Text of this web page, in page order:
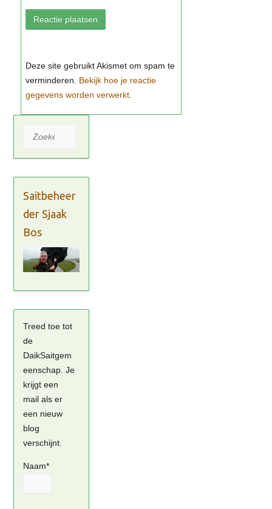
Bekijk hoe je reactie
gegevens worden verwerkt
Zoeken
Saitbeheer
der Sjaak
Bos
Treed toe tot
de
DaikSaitgem
eenschap. Je
krijgt een
mail als er
een nieuw
blog
verschijnt.
Naam*